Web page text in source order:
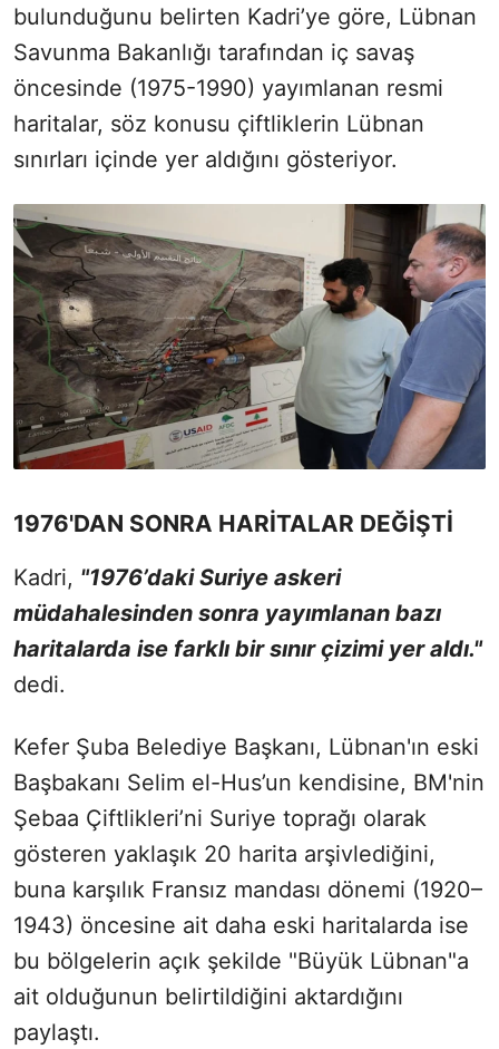
bulunduğunu belirten Kadri’ye göre, Lübnan
Savunma Bakanlığı tarafından iç savaş
öncesinde (1975-1990) yayımlanan resmi
haritalar, söz konusu çiftliklerin Lübnan
sınırları içinde yer aldığını gösteriyor.
1976'DAN SONRA HARİTALAR DEĞİŞTİ
Kadri, "1976’daki Suriye askeri
müdahalesinden sonra yayımlanan bazı
haritalarda ise farklı bir sınır çizimi yer aldı."
dedi.
Kefer Şuba Belediye Başkanı, Lübnan'ın eski
Başbakanı Selim el-Hus’un kendisine, BM'nin
Şebaa Çiftlikleri’ni Suriye toprağı olarak
gösteren yaklaşık 20 harita arşivlediğini,
buna karşılık Fransız mandası dönemi (1920–
1943) öncesine ait daha eski haritalarda ise
bu bölgelerin açık şekilde "Büyük Lübnan"a
ait olduğunun belirtildiğini aktardığını
paylaştı.